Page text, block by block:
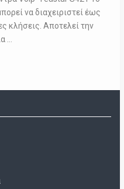
να διαχειριστεί έως
κλήσεις. Αποτελεί την
…